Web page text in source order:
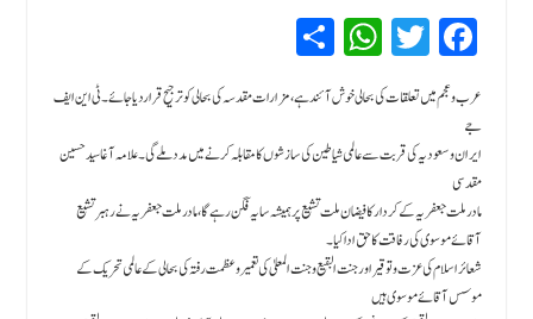
Fa
ce
bo
ok
T
wi
tte
r
W
hat
sA
pp
Sh
e
عرب و عجم میں تعلقات کی بحالی خوش آئند ہے، مزارات مقدسہ کی بحالی کو ترجیح قراردیا جائے۔ٹی این ایف
جے
ایران و سعودیہ کی قربت سے عالمی شیاطین کی سازشوں کا مقابلہ کرنے میں مدد ملے گی۔ علامہ آغاسیدحسین
مقدسی
مادر ملت جعفریہ کے کردار کا فیضان ملت تشیع پر ہمیشہ سایہ فگن رہے گا، مادر ملت جعفریہ نے رہبر تشیع
آقائے موسوی کی رفاقت کا حق ادا کیا۔
شعائر اسلام کی عزت وتوقیر اور جنت البقیع و جنت المعلیٰ کی تعمیر وعظمت رفتہ کی بحالی کے عالمی تحریک کے
موسس آقائے موسوی ہیں